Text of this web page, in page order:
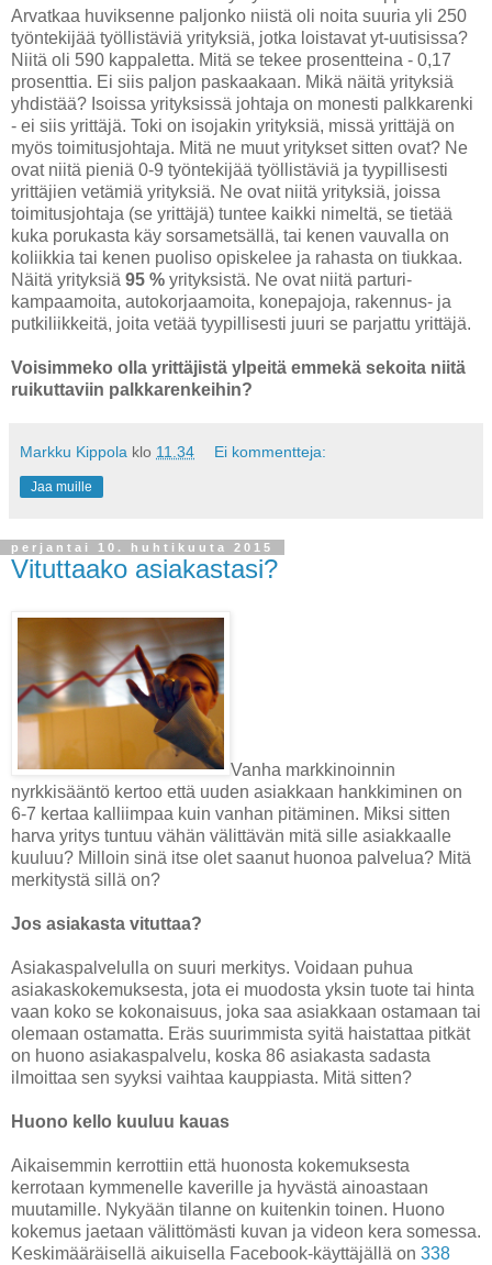
Arvatkaa huviksenne paljonko niistä oli noita suuria yli 250
työntekijää työllistäviä yrityksiä, jotka loistavat yt-uutisissa?
Niitä oli 590 kappaletta. Mitä se tekee prosentteina - 0,17
prosenttia. Ei siis paljon paskaakaan. Mikä näitä yrityksiä
yhdistää? Isoissa yrityksissä johtaja on monesti palkkarenki
- ei siis yrittäjä. Toki on isojakin yrityksiä, missä yrittäjä on
myös toimitusjohtaja. Mitä ne muut yritykset sitten ovat? Ne
ovat niitä pieniä 0-9 työntekijää työllistäviä ja tyypillisesti
yrittäjien vetämiä yrityksiä. Ne ovat niitä yrityksiä, joissa
toimitusjohtaja (se yrittäjä) tuntee kaikki nimeltä, se tietää
kuka porukasta käy sorsametsällä, tai kenen vauvalla on
koliikkia tai kenen puoliso opiskelee ja rahasta on tiukkaa.
Näitä yrityksiä 95 % yrityksistä. Ne ovat niitä parturi-
kampaamoita, autokorjaamoita, konepajoja, rakennus- ja
putkiliikkeitä, joita vetää tyypillisesti juuri se parjattu yrittäjä.
Voisimmeko olla yrittäjistä ylpeitä emmekä sekoita niitä
ruikuttaviin palkkarenkeihin?
Markku Kippola klo 11.34 Ei kommentteja:
Jaa muille
perjantai 10. huhtikuuta 2015
Vituttaako asiakastasi?
Vanha markkinoinnin
nyrkkisääntö kertoo että uuden asiakkaan hankkiminen on
6-7 kertaa kalliimpaa kuin vanhan pitäminen. Miksi sitten
harva yritys tuntuu vähän välittävän mitä sille asiakkaalle
kuuluu? Milloin sinä itse olet saanut huonoa palvelua? Mitä
merkitystä sillä on?
Jos asiakasta vituttaa?
Asiakaspalvelulla on suuri merkitys. Voidaan puhua
asiakaskokemuksesta, jota ei muodosta yksin tuote tai hinta
vaan koko se kokonaisuus, joka saa asiakkaan ostamaan tai
olemaan ostamatta. Eräs suurimmista syitä haistattaa pitkät
on huono asiakaspalvelu, koska 86 asiakasta sadasta
ilmoittaa sen syyksi vaihtaa kauppiasta. Mitä sitten?
Huono kello kuuluu kauas
Aikaisemmin kerrottiin että huonosta kokemuksesta
kerrotaan kymmenelle kaverille ja hyvästä ainoastaan
muutamille. Nykyään tilanne on kuitenkin toinen. Huono
kokemus jaetaan välittömästi kuvan ja videon kera somessa.
Keskimääräisellä aikuisella Facebook-käyttäjällä on 338